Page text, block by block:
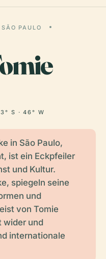
SÃO PAULO
S · 46° W
in São Paulo,
ist ein Eckpfeiler
und Kultur.
spiegeln seine
und
von Tomie
wider und
internationale